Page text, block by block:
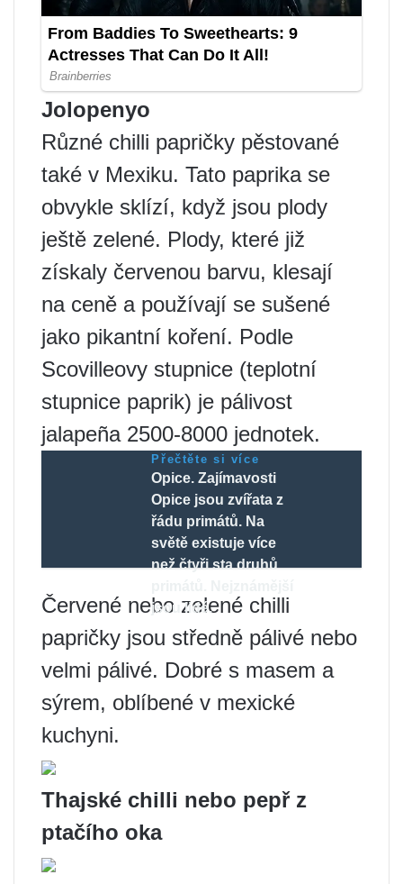
Jolopenyo
Různé chilli papričky pěstované
také v Mexiku. Tato paprika se
obvykle sklízí, když jsou plody
ještě zelené. Plody, které již
získaly červenou barvu, klesají
na ceně a používají se sušené
jako pikantní koření. Podle
Scovilleovy stupnice (teplotní
stupnice paprik) je pálivost
jalapeña 2500-8000 jednotek.
Přečtěte si více
Opice. Zajímavosti
Opice jsou zvířata z
řádu primátů. Na
světě existuje více
než čtyři sta druhů
jsou lidé.
Červené nebo zelené chilli
papričky jsou středně pálivé nebo
velmi pálivé. Dobré s masem a
sýrem, oblíbené v mexické
kuchyni.
Thajské chilli nebo pepř z
ptačího oka